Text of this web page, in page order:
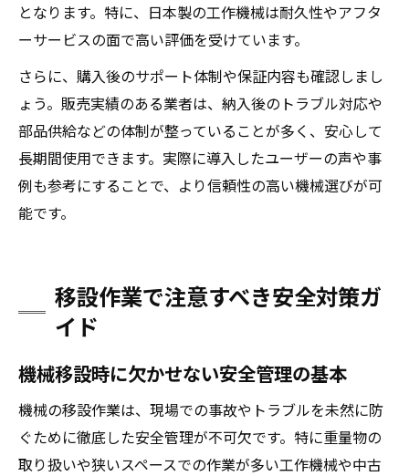
となります。特に、日本製の工作機械は耐久性やアフタ
ーサービスの面で高い評価を受けています。
さらに、購入後のサポート体制や保証内容も確認しまし
ょう。販売実績のある業者は、納入後のトラブル対応や
部品供給などの体制が整っていることが多く、安心して
長期間使用できます。実際に導入したユーザーの声や事
例も参考にすることで、より信頼性の高い機械選びが可
能です。
移設作業で注意すべき安全対策ガ
イド
機械移設時に欠かせない安全管理の基本
機械の移設作業は、現場での事故やトラブルを未然に防
ぐために徹底した安全管理が不可欠です。特に重量物の
取り扱いや狭いスペースでの作業が多い工作機械や中古